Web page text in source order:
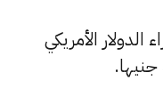
الأمريكي